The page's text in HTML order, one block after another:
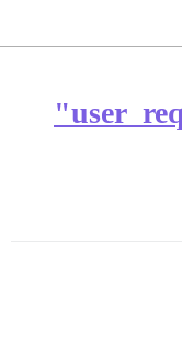
"user_required_fields_versions"